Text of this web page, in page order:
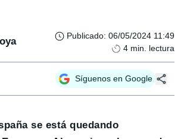
Publicado: 06/05/2024 11:49
4 min. lectura
Síguenos en Google
se está quedando